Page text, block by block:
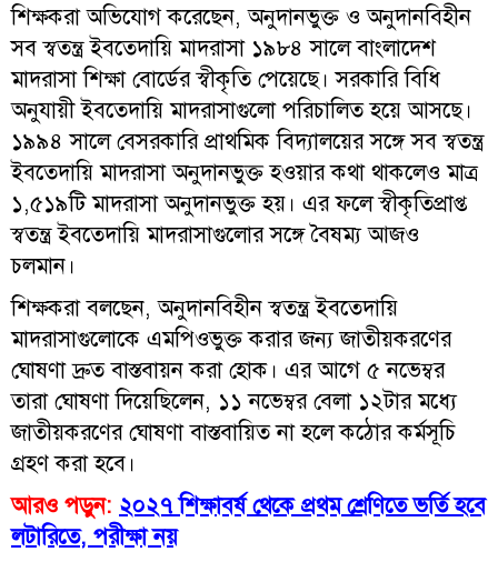
শিক্ষকরা অভিযোগ করেছেন, অনুদানভুক্ত ও অনুদানবিহীন
সব স্বতন্ত্র ইবতেদায়ি মাদরাসা ১৯৮৪ সালে বাংলাদেশ
মাদরাসা শিক্ষা বোর্ডের স্বীকৃতি পেয়েছে। সরকারি বিধি
অনুযায়ী ইবতেদায়ি মাদরাসাগুলো পরিচালিত হয়ে আসছে।
১৯৯৪ সালে বেসরকারি প্রাথমিক বিদ্যালয়ের সঙ্গে সব স্বতন্ত্র
ইবতেদায়ি মাদরাসা অনুদানভুক্ত হওয়ার কথা থাকলেও মাত্র
১,৫১৯টি মাদরাসা অনুদানভুক্ত হয়। এর ফলে স্বীকৃতিপ্রাপ্ত
স্বতন্ত্র ইবতেদায়ি মাদরাসাগুলোর সঙ্গে বৈষম্য আজও
চলমান।
শিক্ষকরা বলছেন, অনুদানবিহীন স্বতন্ত্র ইবতেদায়ি
মাদরাসাগুলোকে এমপিওভুক্ত করার জন্য জাতীয়করণের
ঘোষণা দ্রুত বাস্তবায়ন করা হোক। এর আগে ৫ নভেম্বর
তারা ঘোষণা দিয়েছিলেন, ১১ নভেম্বর বেলা ১২টার মধ্যে
জাতীয়করণের ঘোষণা বাস্তবায়িত না হলে কঠোর কর্মসূচি
গ্রহণ করা হবে।
আরও পড়ুন: ২০২৭ শিক্ষাবর্ষ থেকে প্রথম শ্রেণিতে ভর্তি হবে
লটারিতে, পরীক্ষা নয়